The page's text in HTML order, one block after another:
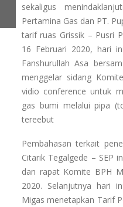
sekaligus
Pertamina Gas dan PT.
tarif ruas Grissik – Pusri
16 Februari 2020, hari
Fanshurullah Asa
menggelar sidang
vidio conference untuk
gas bumi melalui pipa
tereebut
Pembahasan terkait
Citarik Tegalgede – SEP
dan rapat Komite BPH
2020. Selanjutnya hari
Migas menetapkan Tarif